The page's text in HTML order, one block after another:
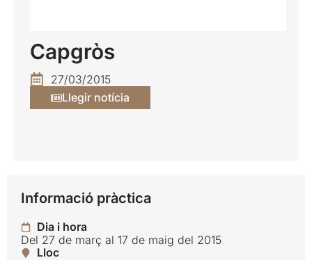
Informació pràctica
Dia i hora
Del 27 de març al 17 de maig del 2015
Lloc
Capgròs
27/03/2015
Llegir notícia